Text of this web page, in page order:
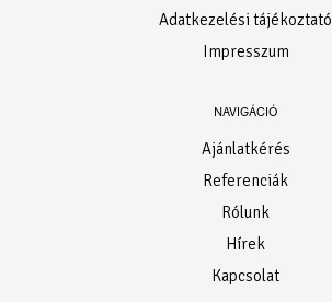
Adatkezelési tájékoztató
Impresszum
NAVIGÁCIÓ
Ajánlatkérés
Referenciák
Rólunk
Hírek
Kapcsolat